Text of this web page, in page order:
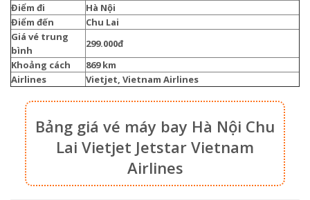
Điểm đi
Hà Nội
Điểm đến
Chu Lai
Giá vé trung
bình
299.000đ
Khoảng cách
869 km
Airlines
Vietjet, Vietnam Airlines
Bảng giá vé máy bay Hà Nội Chu
Lai Vietjet Jetstar Vietnam
Airlines